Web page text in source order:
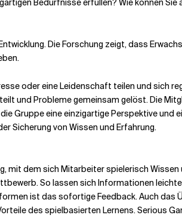
Bedürfnisse erfüllen? Wie können
Die Forschung zeigt, dass
oder eine Leidenschaft teilen und sich
und Probleme gemeinsam gelöst. Die
Gruppe eine einzigartige Perspektive und
Sicherung von Wissen und Erfahrung.
mit dem sich Mitarbeiter spielerisch
So lassen sich Informationen
ist das sofortige Feedback. Auch das
des spielbasierten Lernens. Serious